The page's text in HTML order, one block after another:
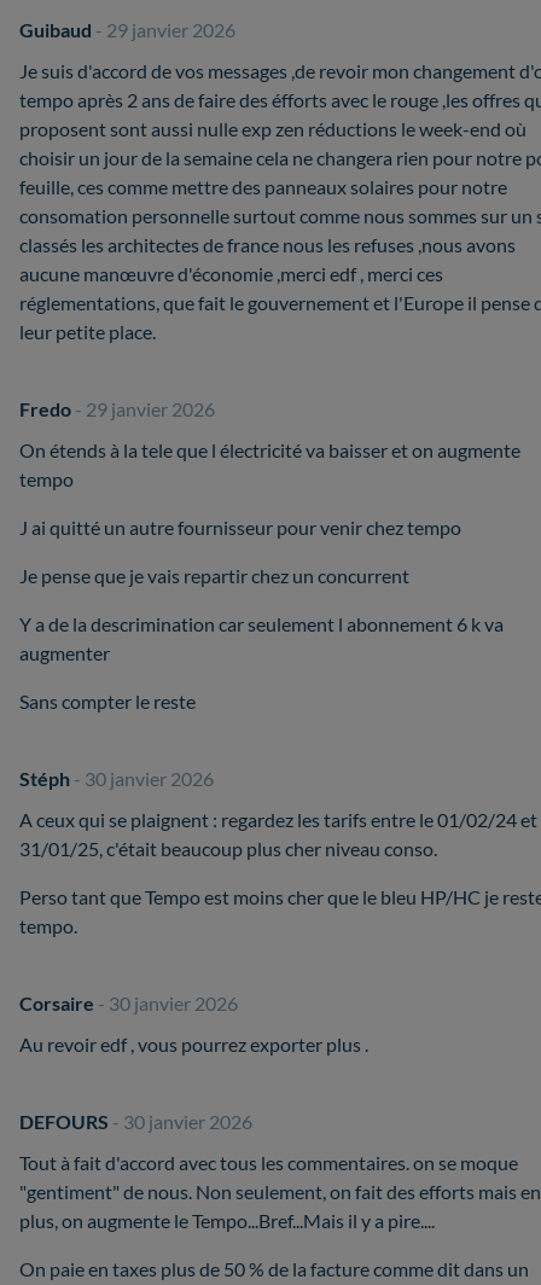
Guibaud - 29 janvier 2026
Je suis d'accord de vos messages ,de revoir mon changement
tempo après 2 ans de faire des éfforts avec le rouge ,les offres
proposent sont aussi nulle exp zen réductions le week-end où
choisir un jour de la semaine cela ne changera rien pour notre
feuille, ces comme mettre des panneaux solaires pour notre
consomation personnelle surtout comme nous sommes sur un
classés les architectes de france nous les refuses ,nous avons
aucune manœuvre d'économie ,merci edf , merci ces
réglementations, que fait le gouvernement et l'Europe il pense
leur petite place.
Fredo - 29 janvier 2026
On étends à la tele que l électricité va baisser et on augmente
tempo
J ai quitté un autre fournisseur pour venir chez tempo
Je pense que je vais repartir chez un concurrent
Y a de la descrimination car seulement l abonnement 6 k va
augmenter
Sans compter le reste
Stéph - 30 janvier 2026
A ceux qui se plaignent : regardez les tarifs entre le 01/02/24 et
31/01/25, c'était beaucoup plus cher niveau conso.
Perso tant que Tempo est moins cher que le bleu HP/HC je
tempo.
Corsaire - 30 janvier 2026
Au revoir edf , vous pourrez exporter plus .
DEFOURS - 30 janvier 2026
Tout à fait d'accord avec tous les commentaires. on se moque
"gentiment" de nous. Non seulement, on fait des efforts mais en
plus, on augmente le Tempo...Bref...Mais il y a pire....
On paie en taxes plus de 50 % de la facture comme dit dans un